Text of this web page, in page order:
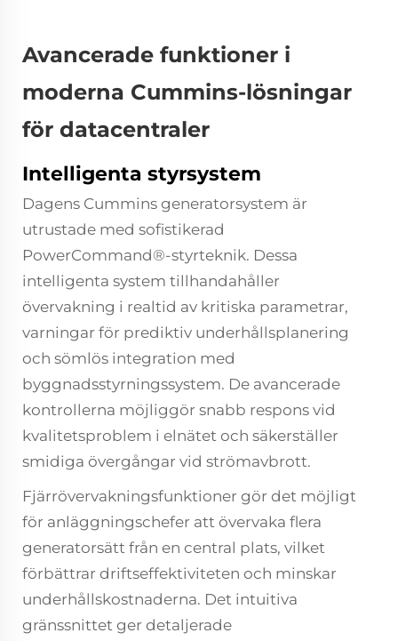
Avancerade funktioner i
moderna Cummins-lösningar
för datacentraler
Intelligenta styrsystem
Dagens Cummins generatorsystem är
utrustade med sofistikerad
PowerCommand®-styrteknik. Dessa
intelligenta system tillhandahåller
övervakning i realtid av kritiska parametrar,
varningar för prediktiv underhållsplanering
och sömlös integration med
byggnadsstyrningssystem. De avancerade
kontrollerna möjliggör snabb respons vid
kvalitetsproblem i elnätet och säkerställer
smidiga övergångar vid strömavbrott.
Fjärrövervakningsfunktioner gör det möjligt
för anläggningschefer att övervaka flera
generatorsätt från en central plats, vilket
förbättrar driftseffektiviteten och minskar
underhållskostnaderna. Det intuitiva
gränssnittet ger detaljerade